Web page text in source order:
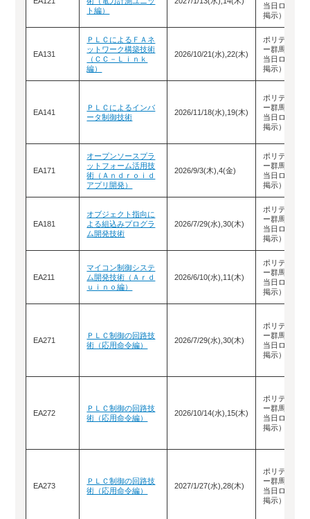
ト編）
当日ロビー
掲示）
EA131
ＰＬＣによるＦＡネ
ットワーク構築技術
（ＣＣ－Ｌｉｎｋ
編）
2026/10/21(水),22(木)
ポリテクセ
ー群馬（教
当日ロビー
掲示）
EA141
ＰＬＣによるインバ
ータ制御技術
2026/11/18(水),19(木)
ポリテクセ
ー群馬（教
当日ロビー
掲示）
EA171
オープンソースプラ
ットフォーム活用技
術（Ａｎｄｒｏｉｄ
アプリ開発）
2026/9/3(木),4(金)
ポリテクセ
ー群馬（教
当日ロビー
掲示）
EA181
オブジェクト指向に
よる組込みプログラ
ム開発技術
2026/7/29(水),30(木)
ポリテクセ
ー群馬（教
当日ロビー
掲示）
EA211
マイコン制御システ
ム開発技術（Ａｒｄ
ｕｉｎｏ編）
2026/6/10(水),11(木)
ポリテクセ
ー群馬（教
当日ロビー
掲示）
EA271
ＰＬＣ制御の回路技
術（応用命令編）
2026/7/29(水),30(木)
ポリテクセ
ー群馬（教
当日ロビー
掲示）
EA272
ＰＬＣ制御の回路技
術（応用命令編）
2026/10/14(水),15(木)
ポリテクセ
ー群馬（教
当日ロビー
掲示）
EA273
ＰＬＣ制御の回路技
術（応用命令編）
2027/1/27(水),28(木)
ポリテクセ
ー群馬（教
当日ロビー
掲示）